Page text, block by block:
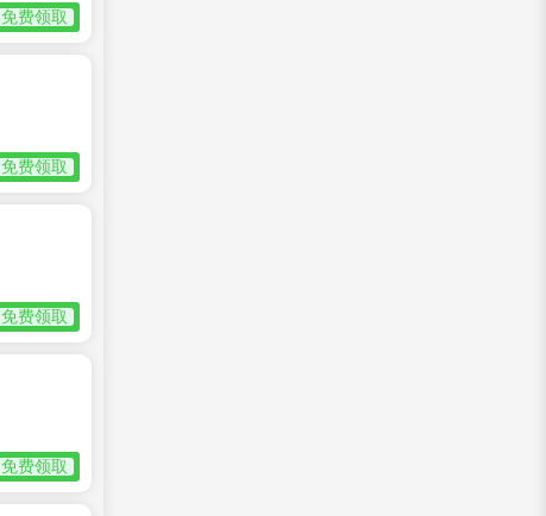
免费领取
免费领取
免费领取
免费领取